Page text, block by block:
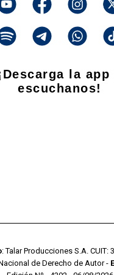
la app
escuchanos!
: Talar Producciones S.A. CUIT:
de Derecho de Autor -